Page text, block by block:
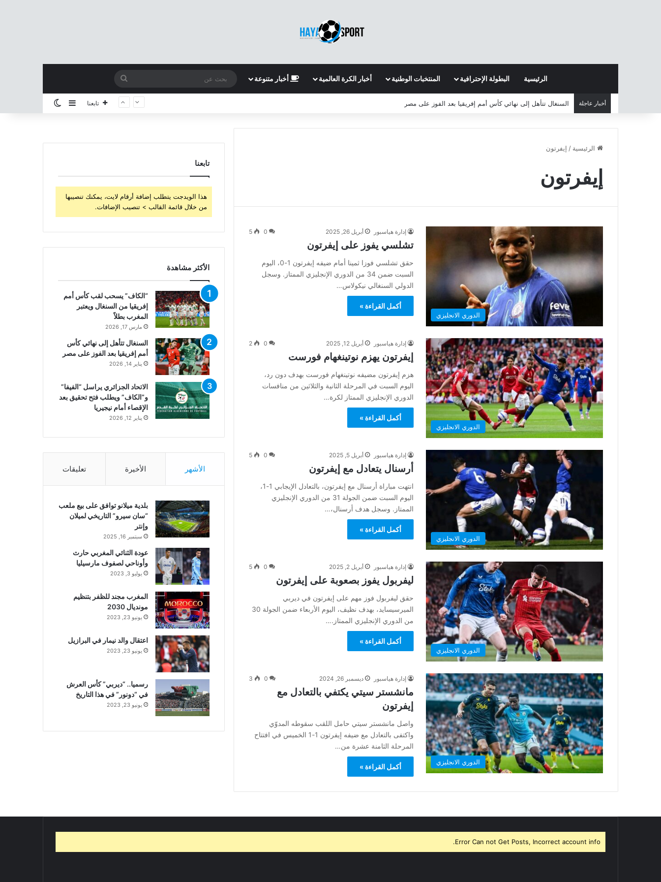
الرئيسية البطولة الإحترافية المنتخبات الوطنية أخبار الكرة العالمية أخبار متنوعة
عن
أخبار عاجلة السنغال تتأهل إلى نهائي كأس أمم إفريقيا بعد الفوز على مصر تابعنا إضافة عمود جانبي
الرئيسية / إيفرتون
إيفرتون
الدوري الانجليزي
إدارة هياسبور أبريل 26, 2025 0
5
تشلسي يفوز على إيفرتون
حقق تشلسي فوزا ثمينا أمام ضيفه إيفرتون 1-0، اليوم
السبت ضمن 34 من الدوري الإنجليزي الممتاز. وسجل
الدولي السنغالي نيكولاس…
أكمل القراءة »
الدوري الانجليزي
إدارة هياسبور أبريل 12, 2025 0
2
إيفرتون يهزم نوتينغهام فورست
هزم إيفرتون مضيفه نوتينغهام فورست بهدف دون رد،
اليوم السبت في المرحلة الثانية والثلاثين من منافسات
الدوري الإنجليزي الممتاز لكرة…
أكمل القراءة »
الدوري الانجليزي
إدارة هياسبور أبريل 5, 2025 0
5
أرسنال يتعادل مع إيفرتون
انتهت مباراة أرسنال مع إيفرتون، بالتعادل الإيجابي 1-1،
اليوم السبت ضمن الجولة 31 من الدوري الإنجليزي
الممتاز. وسجل هدف أرسنال،…
أكمل القراءة »
الدوري الانجليزي
إدارة هياسبور أبريل 2, 2025 0
5
ليفربول يفوز بصعوبة على إيفرتون
حقق ليفربول فوز مهم على إيفرتون في ديربي
الميرسيسايد، بهدف نظيف، اليوم الأربعاء ضمن الجولة 30
من الدوري الإنجليزي الممتاز.…
أكمل القراءة »
الدوري الانجليزي
إدارة هياسبور ديسمبر 26, 2024 0
3
مانشستر سيتي يكتفي بالتعادل مع
إيفرتون
واصل مانشستر سيتي حامل اللقب سقوطه المدوّي
واكتفى بالتعادل مع ضيفه إيفرتون 1-1 الخميس في افتتاح
المرحلة الثامنة عشرة من…
أكمل القراءة »
تابعنا
هذا الويدجت يتطلب إضافة أرقام لايت، يمكنك تنصيبها
من خلال قائمة القالب > تنصيب الإضافات.
الأكثر مشاهدة
“الكاف” يسحب لقب كأس أمم
إفريقيا من السنغال ويعتبر
المغرب بطلاً
مارس 17, 2026
السنغال تتأهل إلى نهائي كأس
أمم إفريقيا بعد الفوز على مصر
يناير 14, 2026
الاتحاد الجزائري يراسل “الفيفا”
و”الكاف” ويطلب فتح تحقيق بعد
الإقصاء أمام نيجيريا
يناير 12, 2026
الأشهر الأخيرة تعليقات
بلدية ميلانو توافق على بيع ملعب
“سان سيرو” التاريخي لميلان
وإنتر
سبتمبر 16, 2025
عودة الثنائي المغربي حارث
وأوناحي لصفوف مارسيليا
يوليو 3, 2023
المغرب مجند للظفر بتنظيم
مونديال 2030
يونيو 23, 2023
اعتقال والد نيمار في البرازيل
يونيو 23, 2023
رسميا.. “ديربي” كأس العرش
في “دونور” في هذا التاريخ
يونيو 23, 2023
Error Can not Get Posts, Incorrect account info.